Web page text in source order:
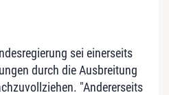
sei einerseits
durch die Ausbreitung
"Andererseits